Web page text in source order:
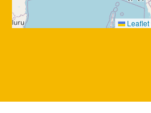
Leaflet